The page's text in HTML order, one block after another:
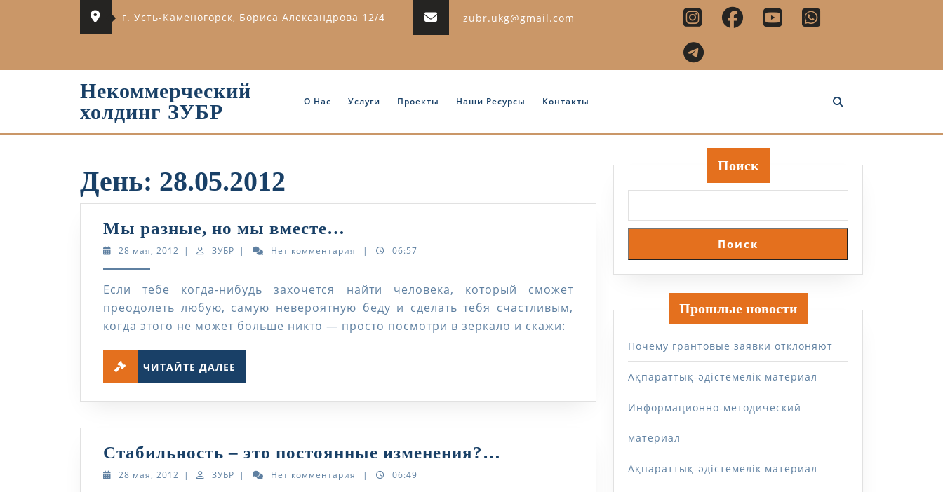
г. Усть-Каменогорск, Бориса Александрова 12/4 zubr.ukg@gmail.com
Некоммерческий
холдинг ЗУБР
О Нас Услуги Проекты Наши Ресурсы Контакты
День: 28.05.2012
Мы разные, но мы вместе…
разные,
мы
вместе…
28 мая, 2012 28| ЗУБР ЗУБР
| Нет комментария | 06:57
Если тебе когда-нибудь захочется найти человека, который сможет
преодолеть любую, самую невероятную беду и сделать тебя счастливым,
когда этого не может больше никто — просто посмотри в зеркало и скажи:
ЧИТАЙТЕ ДАЛЕЕ
Стабильность – это постоянные изменения?…
28 мая, 2012 28| ЗУБР ЗУБР
| Нет комментария | 06:49
Поиск
Поиск
Прошлые новости
Почему грантовые заявки отклоняют
Ақпараттық-әдістемелік материал
Информационно-методический
материал
Ақпараттық-әдістемелік материал